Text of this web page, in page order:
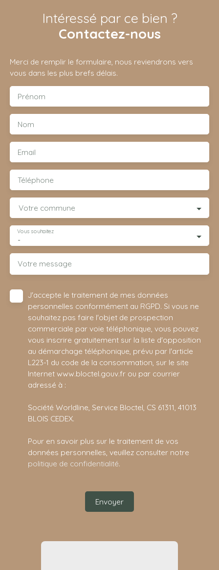
Intéressé par ce bien ?
Contactez-nous
Merci de remplir le formulaire, nous reviendrons vers
vous dans les plus brefs délais.
Prénom
Nom
Email
Téléphone
Votre commune
-
Vous souhaitez
Votre message
J'accepte le traitement de mes données
personnelles conformément au RGPD. Si vous ne
souhaitez pas faire l'objet de prospection
commerciale par voie téléphonique, vous pouvez
vous inscrire gratuitement sur la liste d'opposition
au démarchage téléphonique, prévu par l'article
L223-1 du code de la consommation, sur le site
Internet www.bloctel.gouv.fr ou par courrier
adressé à :
Société Worldline, Service Bloctel, CS 61311, 41013
BLOIS CEDEX.
Pour en savoir plus sur le traitement de vos
données personnelles, veuillez consulter notre
politique de confidentialité.
Envoyer